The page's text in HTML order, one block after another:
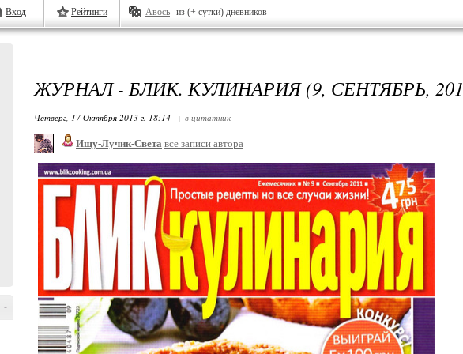
Вход Рейтинги Авось из (+ сутки) дневников
-
ЖУРНАЛ - БЛИК. КУЛИНАРИЯ (9, СЕНТЯБРЬ,
Четверг, 17 Октября 2013 г. 18:14 + в цитатник
Ищу-Лучик-Света все записи автора